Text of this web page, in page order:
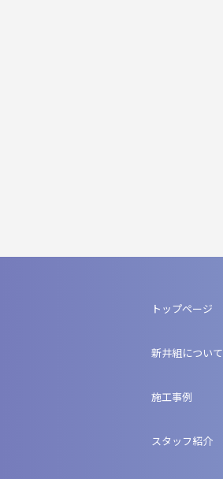
トップページ
新井組について
施工事例
スタッフ紹介